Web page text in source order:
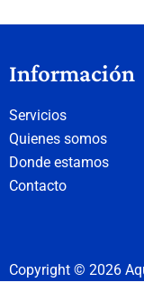
Información
Servicios
Quienes somos
Donde estamos
Contacto
Copyright © 2026